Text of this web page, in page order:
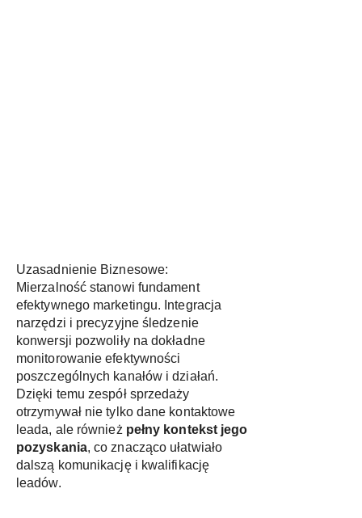
Uzasadnienie Biznesowe:
Mierzalność stanowi fundament
efektywnego marketingu. Integracja
narzędzi i precyzyjne śledzenie
konwersji pozwoliły na dokładne
monitorowanie efektywności
poszczególnych kanałów i działań.
Dzięki temu zespół sprzedaży
otrzymywał nie tylko dane kontaktowe
leada, ale również pełny kontekst jego
pozyskania, co znacząco ułatwiało
dalszą komunikację i kwalifikację
leadów.